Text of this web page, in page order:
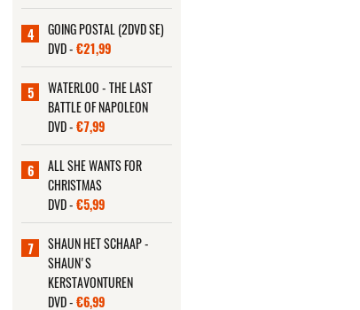
4
GOING POSTAL (2DVD SE)
DVD -€21,99
5
WATERLOO - THE LAST
BATTLE OF NAPOLEON
DVD -€7,99
6
ALL SHE WANTS FOR
CHRISTMAS
DVD -€5,99
7
SHAUN HET SCHAAP -
SHAUN'S
KERSTAVONTUREN
DVD -€6,99